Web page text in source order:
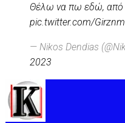
Θέλω να πω εδώ, από
pic.twitter.com/
— Nikos Dendias
2023